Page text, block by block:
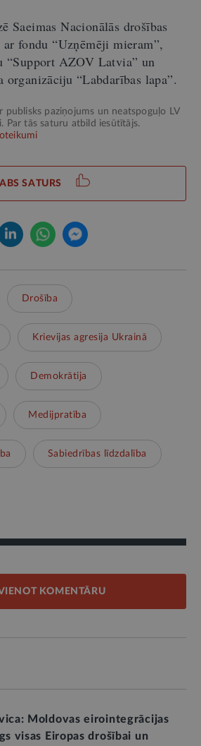
Saeimas Nacionālās drošības
fondu “Uzņēmēji mieram”,
AZOV Latvia” un
organizāciju “Labdarības lapa”.
publisks paziņojums un neatspoguļo LV
Par tās saturu atbild iesūtītājs.
SATURS
Drošība
Krievijas agresija Ukrainā
Demokrātija
Medijpratība
Sabiedrības līdzdalība
KOMENTĀRU
Moldovas eirointegrācijas
visas Eiropas drošībai un